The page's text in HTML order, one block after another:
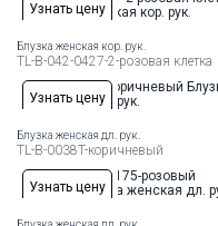
Узнать цену
Доступные размеры:
Рост
44 4648 5052 54 56 58
Блузка женская кор. рук.
TL-B-042-0427-2-розовая клетка
Узнать цену
Доступные размеры:
44 46 4850 525456
Блузка женская дл. рук.
TL-B-0038T-коричневый
Узнать цену